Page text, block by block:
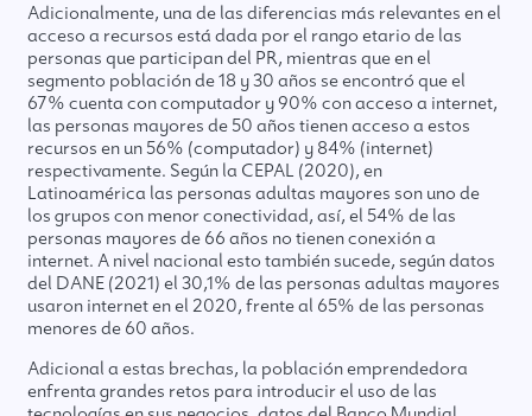
Adicionalmente, una de las diferencias más relevantes en el
acceso a recursos está dada por el rango etario de las
personas que participan del PR, mientras que en el
segmento población de 18 y 30 años se encontró que el
67% cuenta con computador y 90% con acceso a internet,
las personas mayores de 50 años tienen acceso a estos
recursos en un 56% (computador) y 84% (internet)
respectivamente. Según la CEPAL (2020), en
Latinoamérica las personas adultas mayores son uno de
los grupos con menor conectividad, así, el 54% de las
personas mayores de 66 años no tienen conexión a
internet. A nivel nacional esto también sucede, según datos
del DANE (2021) el 30,1% de las personas adultas mayores
usaron internet en el 2020, frente al 65% de las personas
menores de 60 años.
Adicional a estas brechas, la población emprendedora
enfrenta grandes retos para introducir el uso de las